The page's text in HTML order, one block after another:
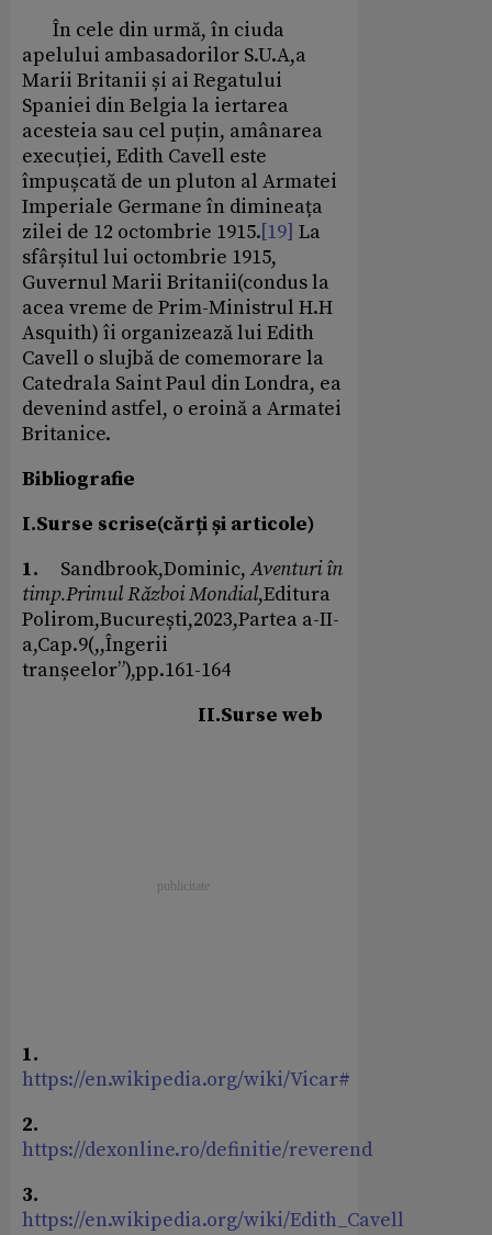
În cele din urmă, în ciuda
apelului ambasadorilor S.U.A,a
Marii Britanii și ai Regatului
Spaniei din Belgia la iertarea
acesteia sau cel puțin, amânarea
execuției, Edith Cavell este
împușcată de un pluton al Armatei
Imperiale Germane în dimineața
zilei de 12 octombrie 1915.[19] La
sfârșitul lui octombrie 1915,
Guvernul Marii Britanii(condus la
acea vreme de Prim-Ministrul H.H
Asquith) îi organizează lui Edith
Cavell o slujbă de comemorare la
Catedrala Saint Paul din Londra, ea
devenind astfel, o eroină a Armatei
Britanice.
Bibliografie
I.Surse scrise(cărți și articole)
1. Sandbrook,Dominic,Aventuri în
timp.Primul Război Mondial,Editura
Polirom,București,2023,Partea a-II-
a,Cap.9(,,Îngerii
tranșeelor”),pp.161-164
II.Surse web
1.
https://en.wikipedia.org/wiki/Vicar#
2.
https://dexonline.ro/definitie/reverend
3.
https://en.wikipedia.org/wiki/Edith_Cavell